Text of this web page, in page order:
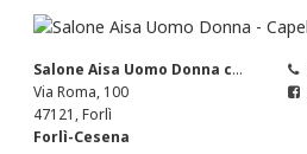
Salone Aisa Uomo Donna c/o Parrucchieri Extension Forlì
Via Roma, 100
47121, Forlì
Forlì-Cesena